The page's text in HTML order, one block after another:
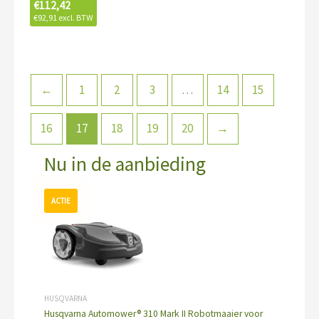
€112,42
€92,91 excl. BTW
← 1 2 3 … 14 15
16 17 18 19 20 →
Nu in de aanbieding
HUSQVARNA
Husqvarna Automower® 310 Mark II Robotmaaier voor
was:
€1.549,00.
is:
€1.249,00.